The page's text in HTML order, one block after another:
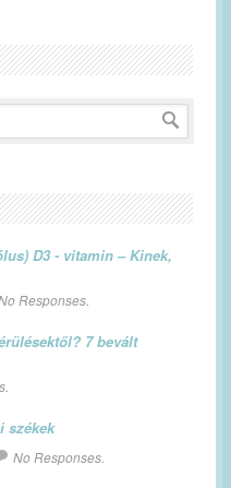
D3 - vitamin – Kinek,
Responses.
7 bevált
székek
No Responses.